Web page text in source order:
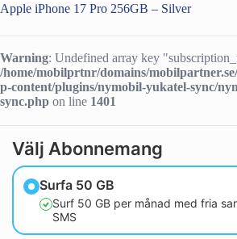
Apple iPhone 17 Pro 256GB – Silver
Warning: Undefined array key
/home/mobilprtnr/domains/
p-content/plugins/nymobil-yukatel-sync/
sync.php on line 1401
Välj Abonnemang
Surfa 50 GB
Surf 50 GB per månad med fria
SMS